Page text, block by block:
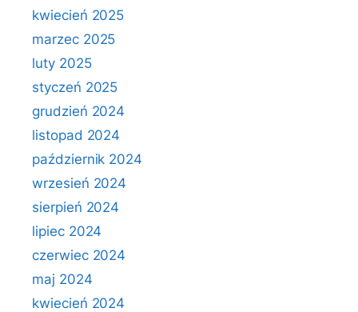
kwiecień 2025
marzec 2025
luty 2025
styczeń 2025
grudzień 2024
listopad 2024
październik 2024
wrzesień 2024
sierpień 2024
lipiec 2024
czerwiec 2024
maj 2024
kwiecień 2024